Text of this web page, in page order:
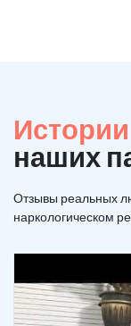
наших
Отзывы реальных
наркологическом